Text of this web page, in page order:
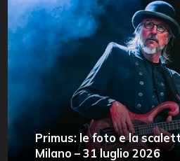
Primus: le foto e la
Milano – 31 luglio 2026